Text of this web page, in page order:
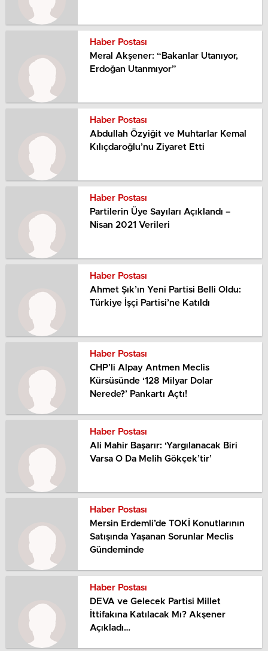
Haber Postası
Meral Akşener: “Bakanlar Utanıyor,
Erdoğan Utanmıyor”
Haber Postası
Abdullah Özyiğit ve Muhtarlar Kemal
Kılıçdaroğlu’nu Ziyaret Etti
Haber Postası
Partilerin Üye Sayıları Açıklandı –
Nisan 2021 Verileri
Haber Postası
Ahmet Şık’ın Yeni Partisi Belli Oldu:
Türkiye İşçi Partisi’ne Katıldı
Haber Postası
CHP’li Alpay Antmen Meclis
Kürsüsünde ‘128 Milyar Dolar
Nerede?’ Pankartı Açtı!
Haber Postası
Ali Mahir Başarır: ‘Yargılanacak Biri
Varsa O Da Melih Gökçek’tir’
Haber Postası
Mersin Erdemli’de TOKİ Konutlarının
Satışında Yaşanan Sorunlar Meclis
Gündeminde
Haber Postası
DEVA ve Gelecek Partisi Millet
İttifakına Katılacak Mı? Akşener
Açıkladı…